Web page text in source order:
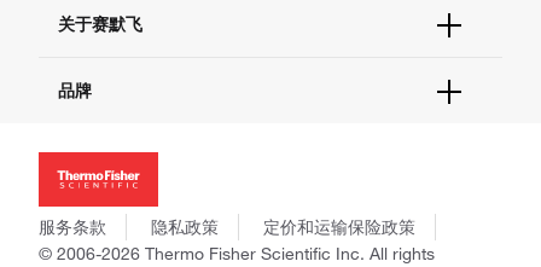
查找文件&证书
促销
社交媒体
关于赛默飞
招聘
新闻
社会责任
商标
政策和通知
品牌
Applied Biosystems
Invitrogen
Gibco
Ion Torrent
服务条款 隐私政策
定价和运输保险政策
© 2006-2026 Thermo Fisher Scientific Inc. All rights